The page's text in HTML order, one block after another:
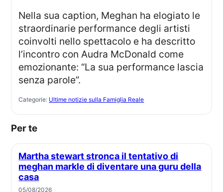
Nella sua caption, Meghan ha elogiato le
straordinarie performance degli artisti
coinvolti nello spettacolo e ha descritto
l’incontro con Audra McDonald come
emozionante: “La sua performance lascia
senza parole”.
Categorie: Ultime notizie sulla Famiglia Reale
Per te
Martha stewart stronca il tentativo di
meghan markle di diventare una guru della
casa
05/08/2026